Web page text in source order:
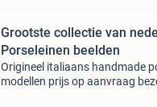
Grootste collectie van
Porseleinen beelden
Origineel italiaans handmade
modellen prijs op aanvraag